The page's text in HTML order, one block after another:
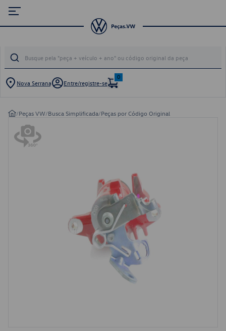
Nova Serrana Entre/registre-se
0
/Peças VW/Busca Simplificada/Peças por Código Original